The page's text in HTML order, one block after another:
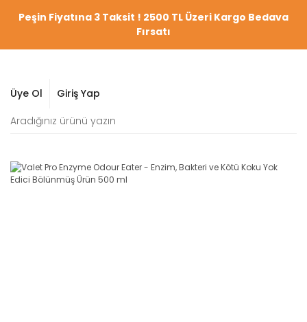
Peşin Fiyatına 3 Taksit ! 2500 TL Üzeri Kargo Bedava
Fırsatı
Üye Ol Giriş Yap